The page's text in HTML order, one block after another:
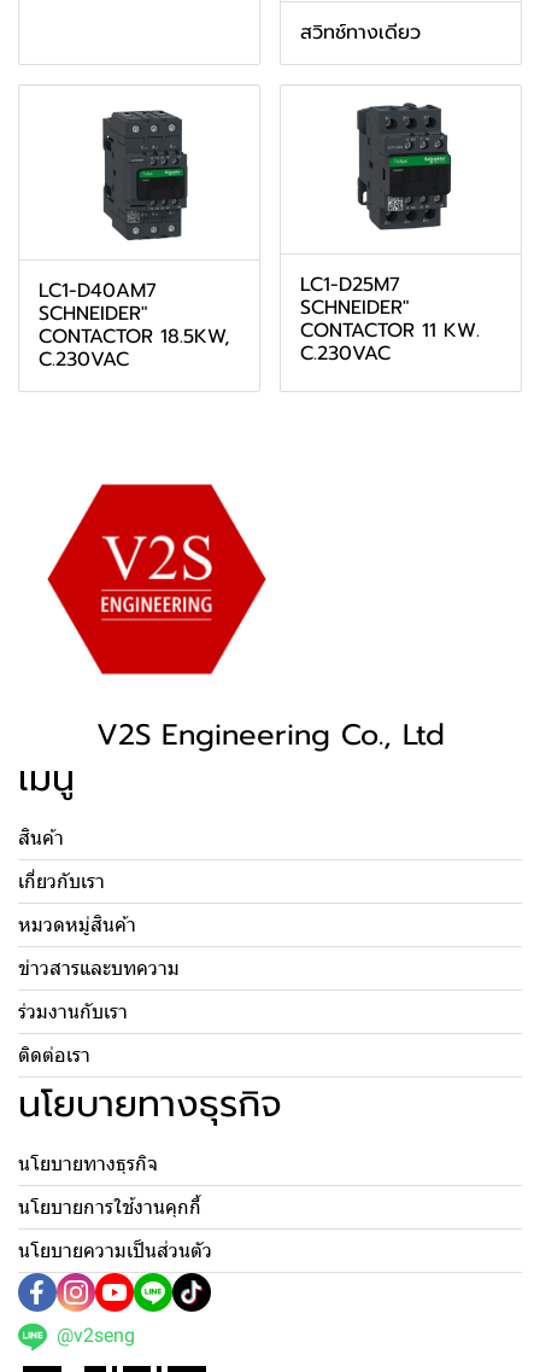
สวิทช์ทางเดียว
LC1-D40AM7
SCHNEIDER"
CONTACTOR 18.5KW,
C.230VAC
LC1-D25M7
SCHNEIDER"
CONTACTOR 11 KW.
C.230VAC
V2S Engineering Co., Ltd
เมนู
สินค้า
เกี่ยวกับเรา
หมวดหมู่สินค้า
ข่าวสารและบทความ
ร่วมงานกับเรา
ติดต่อเรา
นโยบายทางธุรกิจ
นโยบายทางธุรกิจ
นโยบายการใช้งานคุกกี้
นโยบายความเป็นส่วนตัว
@v2seng